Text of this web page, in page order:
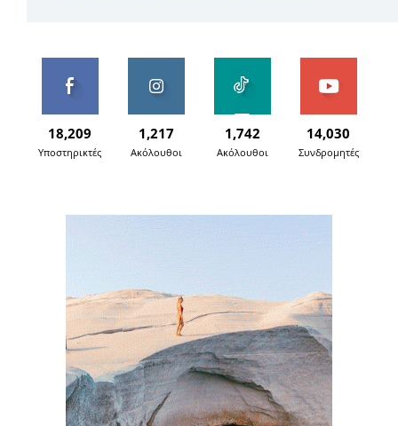
18,209
Υποστηρικτές
1,217
Ακόλουθοι
1,742
Ακόλουθοι
14,030
Συνδρομητές